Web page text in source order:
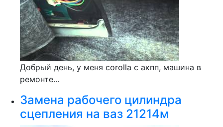
Добрый день, у меня corolla c акпп, машина в
ремонте...
Замена рабочего цилиндра
сцепления на ваз 21214м